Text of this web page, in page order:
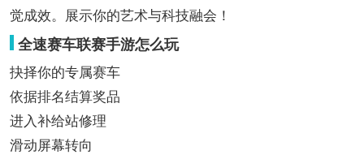
觉成效。展示你的艺术与科技融会！
全速赛车联赛手游怎么玩
抉择你的专属赛车
依据排名结算奖品
进入补给站修理
滑动屏幕转向